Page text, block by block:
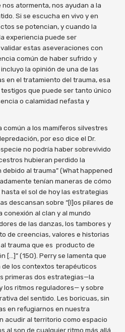
atormenta, nos ayudan a la
Si se escucha en vivo y en
se potencian, y cuando la
experiencia puede ser
estas aseveraciones con
común de haber sufrido y
la opinión de una de las
en el tratamiento del trauma, esa
que puede ser tanto único
o calamidad nefasta y
común a los mamíferos silvestres
por eso dice el Dr.
no podría haber sobrevivido
hubieran perdido la
al trauma” (What happened
tenían maneras de cómo
el sol de hoy las estrategias
descansan sobre “[l]os pilares de
conexión al clan y al mundo
de las danzas, los tambores y
de creencias, valores e historias
trauma que es producto de
[…]” (150). Perry se lamenta que
los contextos terapéuticos
primeras dos estrategias—la
los ritmos reguladores— y sobre
del sentido. Les boricuas, sin
en refugiarnos en nuestra
acudir al territorio como espacio
al son de cualquier ritmo más allá